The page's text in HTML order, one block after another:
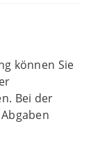
können Sie
Bei der